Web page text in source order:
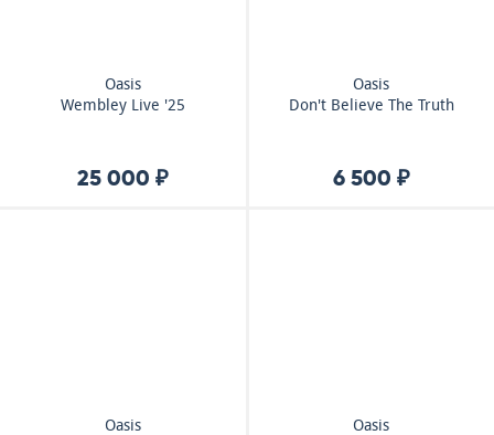
Oasis
Wembley Live '25
25 000 ₽
Oasis
Don't Believe The Truth
6 500 ₽
Oasis
Oasis